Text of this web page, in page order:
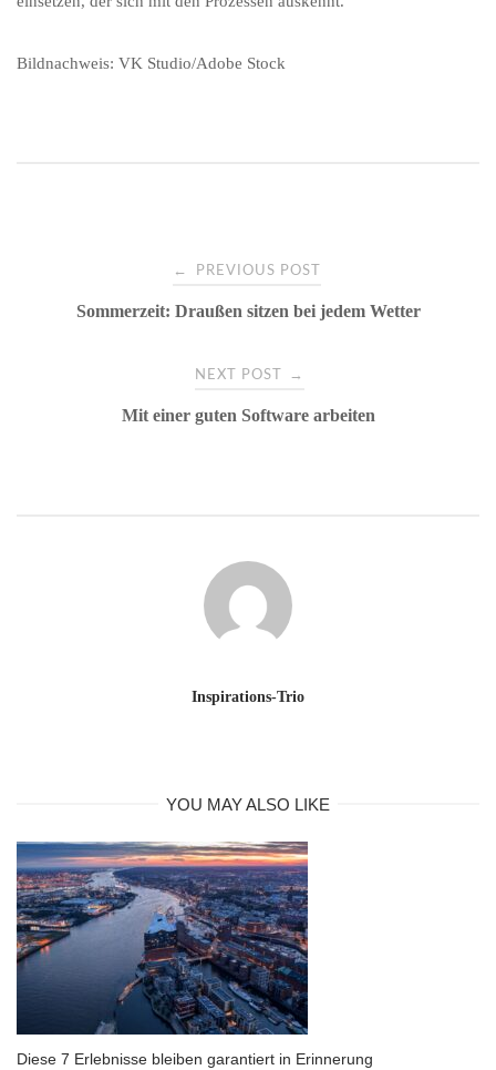
Bildnachweis: VK Studio/Adobe Stock
navigation
← PREVIOUS POST
Sommerzeit: Draußen sitzen bei jedem Wetter
NEXT POST →
Mit einer guten Software arbeiten
Inspirations-Trio
YOU MAY ALSO LIKE
Diese 7 Erlebnisse bleiben garantiert in Erinnerung